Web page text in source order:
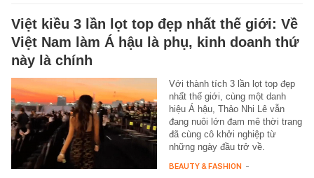
Việt kiều 3 lần lọt top đẹp nhất thế giới: Về
Việt Nam làm Á hậu là phụ, kinh doanh thứ
này là chính
Với thành tích 3 lần lọt top đẹp
nhất thế giới, cùng một danh
hiệu Á hậu, Thảo Nhi Lê vẫn
đang nuôi lớn đam mê thời trang
đã cùng cô khởi nghiệp từ
những ngày đầu trở về.
BEAUTY & FASHION -